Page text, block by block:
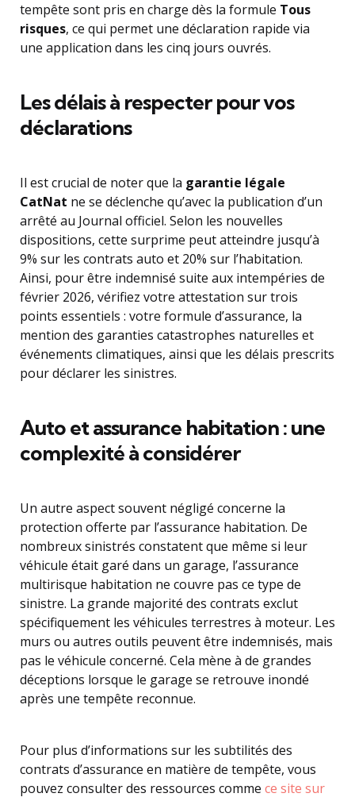
tempête sont pris en charge dès la formule Tous
risques, ce qui permet une déclaration rapide via
une application dans les cinq jours ouvrés.
Les délais à respecter pour vos
déclarations
Il est crucial de noter que la garantie légale
CatNat ne se déclenche qu’avec la publication d’un
arrêté au Journal officiel. Selon les nouvelles
dispositions, cette surprime peut atteindre jusqu’à
9% sur les contrats auto et 20% sur l’habitation.
Ainsi, pour être indemnisé suite aux intempéries de
février 2026, vérifiez votre attestation sur trois
points essentiels : votre formule d’assurance, la
mention des garanties catastrophes naturelles et
événements climatiques, ainsi que les délais prescrits
pour déclarer les sinistres.
Auto et assurance habitation : une
complexité à considérer
Un autre aspect souvent négligé concerne la
protection offerte par l’assurance habitation. De
nombreux sinistrés constatent que même si leur
véhicule était garé dans un garage, l’assurance
multirisque habitation ne couvre pas ce type de
sinistre. La grande majorité des contrats exclut
spécifiquement les véhicules terrestres à moteur. Les
murs ou autres outils peuvent être indemnisés, mais
pas le véhicule concerné. Cela mène à de grandes
déceptions lorsque le garage se retrouve inondé
après une tempête reconnue.
Pour plus d’informations sur les subtilités des
contrats d’assurance en matière de tempête, vous
pouvez consulter des ressources comme ce site sur